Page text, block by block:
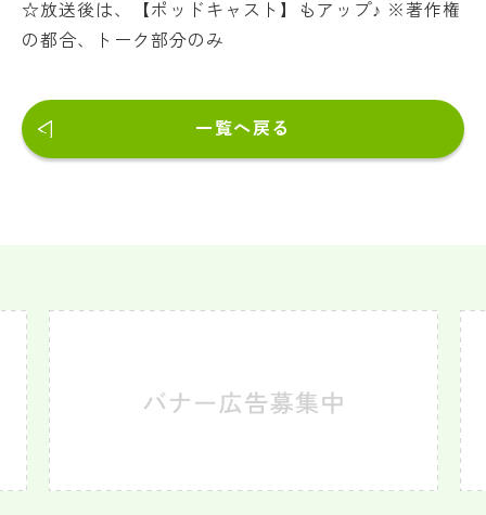
☆放送後は、【ポッドキャスト】もアップ♪ ※著作権
の都合、トーク部分のみ
一覧へ戻る